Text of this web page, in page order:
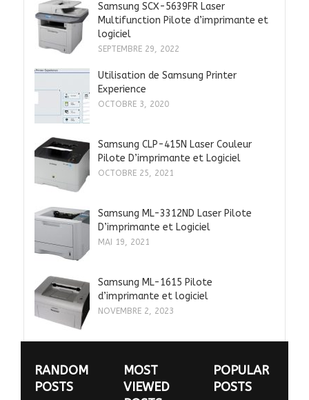
Samsung SCX-5639FR Laser
Multifunction Pilote d’imprimante et
logiciel
SEPTEMBRE 29, 2022
Utilisation de Samsung Printer
Experience
OCTOBRE 3, 2020
Samsung CLP-415N Laser Couleur
Pilote D’imprimante et Logiciel
OCTOBRE 25, 2021
Samsung ML-3312ND Laser Pilote
D’imprimante et Logiciel
MAI 19, 2021
Samsung ML-1615 Pilote
d’imprimante et logiciel
NOVEMBRE 2, 2023
RANDOM
POSTS
MOST
VIEWED
POPULAR
POSTS